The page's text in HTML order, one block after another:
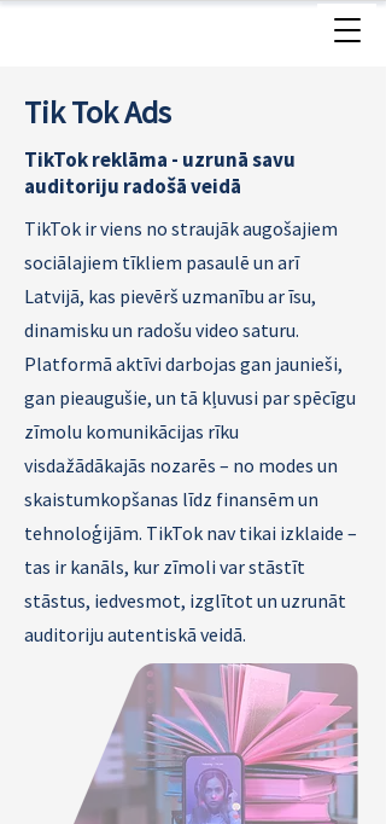
Tik Tok Ads
TikTok reklāma - uzrunā savu
auditoriju radošā veidā
TikTok ir viens no straujāk augošajiem
sociālajiem tīkliem pasaulē un arī
Latvijā, kas pievērš uzmanību ar īsu,
dinamisku un radošu video saturu.
Platformā aktīvi darbojas gan jaunieši,
gan pieaugušie, un tā kļuvusi par spēcīgu
zīmolu komunikācijas rīku
visdažādākajās nozarēs – no modes un
skaistumkopšanas līdz finansēm un
tehnoloģijām. TikTok nav tikai izklaide –
tas ir kanāls, kur zīmoli var stāstīt
stāstus, iedvesmot, izglītot un uzrunāt
auditoriju autentiskā veidā.